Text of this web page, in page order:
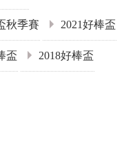
秋季賽 2021好棒盃
盃 2018好棒盃